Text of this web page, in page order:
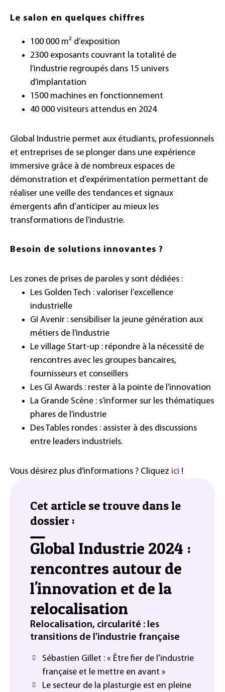
Le salon en quelques chiffres
100 000 m² d’exposition
2300 exposants couvrant la totalité de
l’industrie regroupés dans 15 univers
d’implantation
1500 machines en fonctionnement
40 000 visiteurs attendus en 2024
Global Industrie permet aux étudiants, professionnels
et entreprises de se plonger dans une expérience
immersive grâce à de nombreux espaces de
démonstration et d’expérimentation permettant de
réaliser une veille des tendances et signaux
émergents afin d’anticiper au mieux les
transformations de l’industrie.
Besoin de solutions innovantes ?
Les zones de prises de paroles y sont dédiées :
Les Golden Tech : valoriser l’excellence
industrielle
GI Avenir : sensibiliser la jeune génération aux
métiers de l’industrie
Le village Start-up : répondre à la nécessité de
rencontres avec les groupes bancaires,
fournisseurs et conseillers
Les GI Awards : rester à la pointe de l’innovation
La Grande Scène : s’informer sur les thématiques
phares de l’industrie
Des Tables rondes : assister à des discussions
entre leaders industriels.
Vous désirez plus d’informations ? Cliquez ici !
Cet article se trouve dans le
dossier :
Global Industrie 2024 :
rencontres autour de
l'innovation et de la
relocalisation
Relocalisation, circularité : les
transitions de l'industrie française
Sébastien Gillet : « Être fier de l'industrie
française et le mettre en avant »
Le secteur de la plasturgie est en pleine